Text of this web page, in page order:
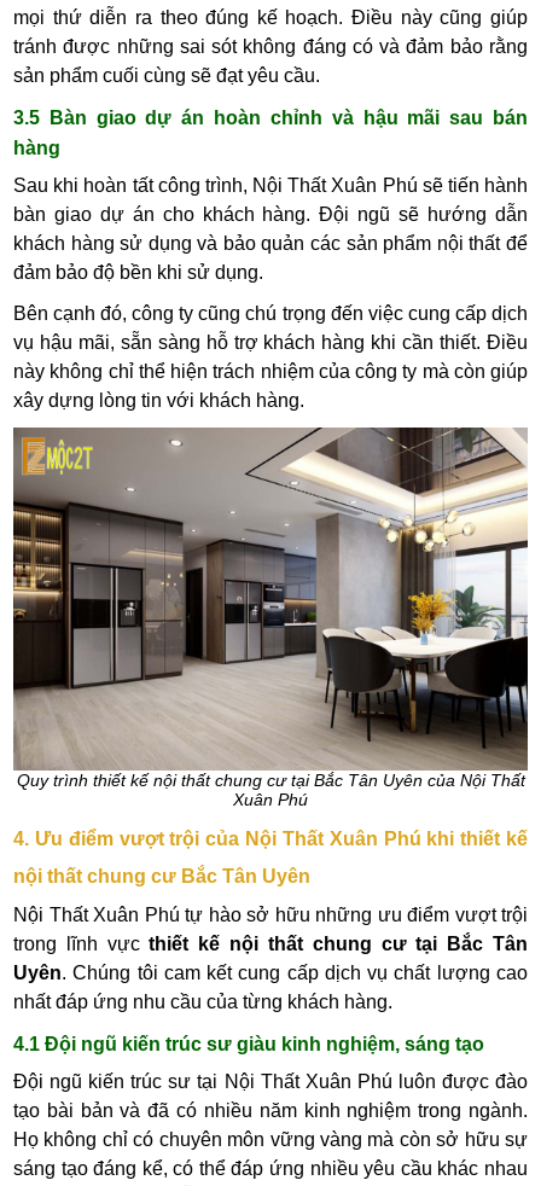
mọi thứ diễn ra theo đúng kế hoạch. Điều này cũng giúp
tránh được những sai sót không đáng có và đảm bảo rằng
sản phẩm cuối cùng sẽ đạt yêu cầu.
3.5 Bàn giao dự án hoàn chỉnh và hậu mãi sau bán
hàng
Sau khi hoàn tất công trình, Nội Thất Xuân Phú sẽ tiến hành
bàn giao dự án cho khách hàng. Đội ngũ sẽ hướng dẫn
khách hàng sử dụng và bảo quản các sản phẩm nội thất để
đảm bảo độ bền khi sử dụng.
Bên cạnh đó, công ty cũng chú trọng đến việc cung cấp dịch
vụ hậu mãi, sẵn sàng hỗ trợ khách hàng khi cần thiết. Điều
này không chỉ thể hiện trách nhiệm của công ty mà còn giúp
xây dựng lòng tin với khách hàng.
Quy trình thiết kế nội thất chung cư tại Bắc Tân Uyên của Nội Thất
Xuân Phú
4. Ưu điểm vượt trội của Nội Thất Xuân Phú khi thiết kế
nội thất chung cư Bắc Tân Uyên
Nội Thất Xuân Phú tự hào sở hữu những ưu điểm vượt trội
trong lĩnh vựcthiết kế nội thất chung cư tại Bắc Tân
Uyên. Chúng tôi cam kết cung cấp dịch vụ chất lượng cao
nhất đáp ứng nhu cầu của từng khách hàng.
4.1 Đội ngũ kiến trúc sư giàu kinh nghiệm, sáng tạo
Đội ngũ kiến trúc sư tại Nội Thất Xuân Phú luôn được đào
tạo bài bản và đã có nhiều năm kinh nghiệm trong ngành.
Họ không chỉ có chuyên môn vững vàng mà còn sở hữu sự
sáng tạo đáng kể, có thể đáp ứng nhiều yêu cầu khác nhau